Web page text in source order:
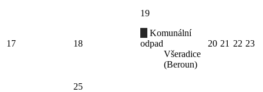
17 18
19
Komunální
odpad
Všeradice
(Beroun)
20 21 22 23
25